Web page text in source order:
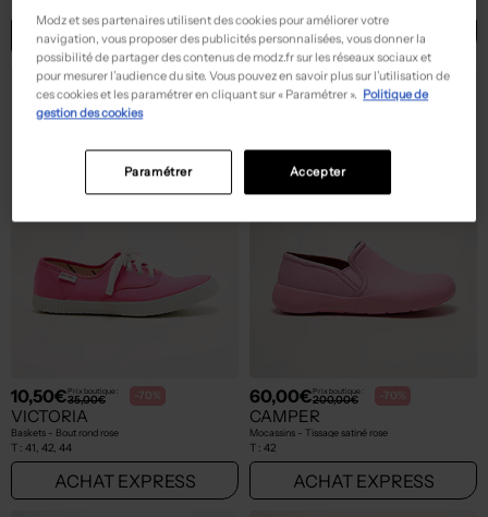
36, 37, 38, ... 45
ACHAT EXPRESS ACHAT EXPRESS
10,50€Prix boutique :
35,00€ -70%
VICTORIA
Baskets - Bout rond rose
T : 41, 42, 44
ACHAT EXPRESS
60,00€Prix boutique :
200,00€ -70%
CAMPER
Mocassins - Tissage satiné rose
T : 42
ACHAT EXPRESS
Modz et ses partenaires utilisent des cookies pour améliorer votre
navigation, vous proposer des publicités personnalisées, vous donner la
possibilité de partager des contenus de modz.fr sur les réseaux sociaux et
pour mesurer l’audience du site. Vous pouvez en savoir plus sur l’utilisation de
ces cookies et les paramétrer en cliquant sur « Paramétrer ». Politique de
gestion des cookies
Accepter
Paramétrer